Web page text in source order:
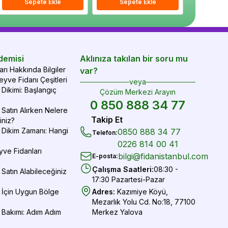
Sepete Ekle Sepete Ekle
Sepete Ekle Sepete Ekle
Hakkında Bilgiler
Fidanı Çeşitleri
Başlangıç
Alırken Nelere
Zamanı: Hangi
Fidanları
Alabileceğiniz
İçin Uygun Bölge
Adım Adım
Aklınıza takılan bir soru mu
var?
veya
Çözüm Merkezi Arayın
0 850 888 34 77
Takip Et
Telefon:0850 888 34 77
0226 814 00 41
E-posta:bilgi@fidanistanbul.com
Çalışma Saatleri:08:30 -
17:30 Pazartesi-Pazar
Adres: Kazımiye Köyü,
Mezarlık Yolu Cd. No:18, 77100
Merkez Yalova